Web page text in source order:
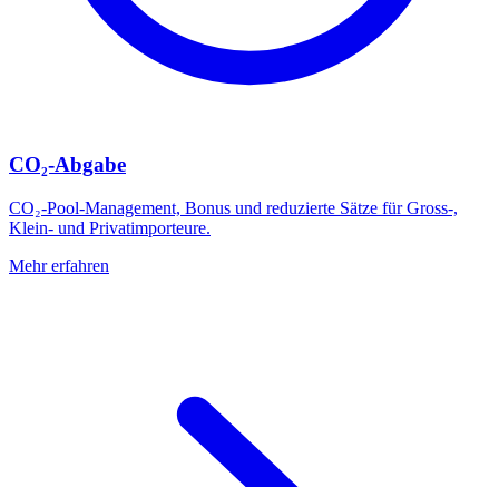
CO₂-Abgabe
CO₂-Pool-Management, Bonus und reduzierte Sätze für Gross-,
Klein- und Privatimporteure.
Mehr erfahren